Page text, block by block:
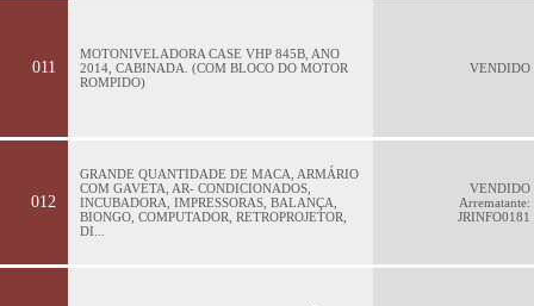
011
MOTONIVELADORA CASE VHP 845B, ANO
2014, CABINADA. (COM BLOCO DO MOTOR
ROMPIDO)
VENDIDO
012
GRANDE QUANTIDADE DE MACA, ARMÁRIO
COM GAVETA, AR- CONDICIONADOS,
INCUBADORA, IMPRESSORAS, BALANÇA,
BIONGO, COMPUTADOR, RETROPROJETOR,
DI...
VENDIDO
Arrematante:
JRINFO0181